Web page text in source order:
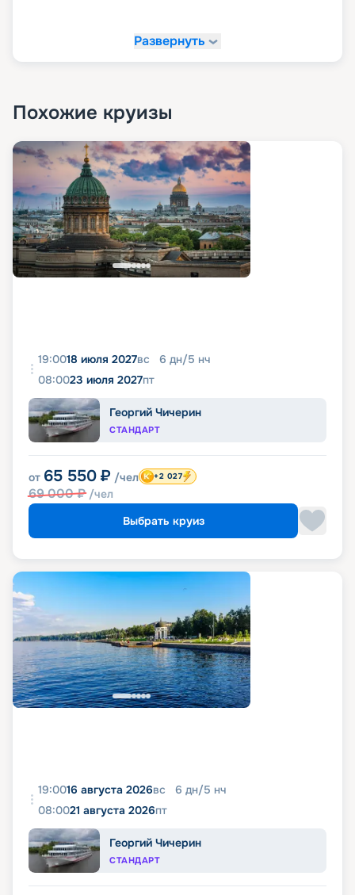
Развернуть
Похожие круизы
19:0018 июля 2027вс 6 дн/5 нч
08:0023 июля 2027пт
Георгий Чичерин
СТАНДАРТ
от 65 550 ₽ /чел
69 000₽ /чел
+2 027
Выбрать круиз
19:0016 августа 2026вс 6 дн/5 нч
08:0021 августа 2026пт
Георгий Чичерин
СТАНДАРТ